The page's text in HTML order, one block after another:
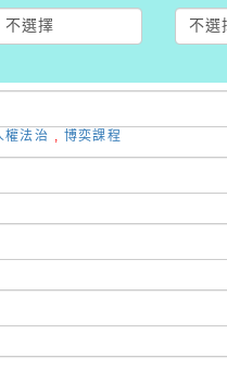
權法治 , 博奕課程